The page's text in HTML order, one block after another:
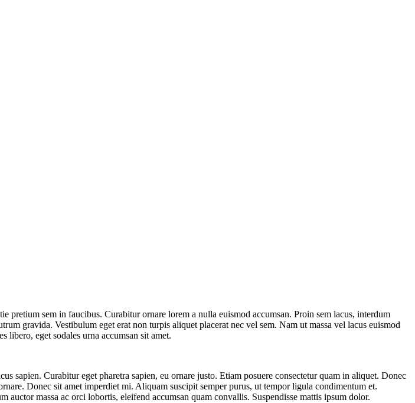
pretium sem in faucibus. Curabitur ornare lorem a nulla euismod accumsan. Proin sem lacus, interdum
gravida. Vestibulum eget erat non turpis aliquet placerat nec vel sem. Nam ut massa vel lacus euismod
libero, eget sodales urna accumsan sit amet.
sapien. Curabitur eget pharetra sapien, eu ornare justo. Etiam posuere consectetur quam in aliquet. Donec
Donec sit amet imperdiet mi. Aliquam suscipit semper purus, ut tempor ligula condimentum et.
massa ac orci lobortis, eleifend accumsan quam convallis. Suspendisse mattis ipsum dolor.